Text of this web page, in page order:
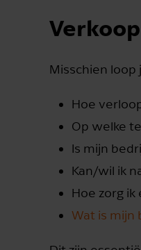
Misschien loop
Hoe
Op welke
Is mijn
Kan/wil ik
Hoe zorg
Wat is mijn